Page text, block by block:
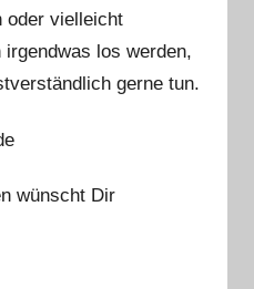
oder vielleicht
los werden,
gerne tun.
wünscht Dir